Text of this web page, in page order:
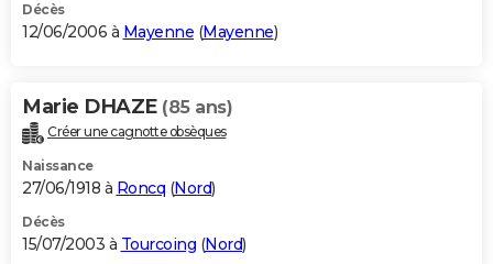
Décès
12/06/2006 à Mayenne (Mayenne)
Marie DHAZE (85 ans)
Créer une cagnotte obsèques
Naissance
27/06/1918 à Roncq (Nord)
Décès
15/07/2003 à Tourcoing (Nord)